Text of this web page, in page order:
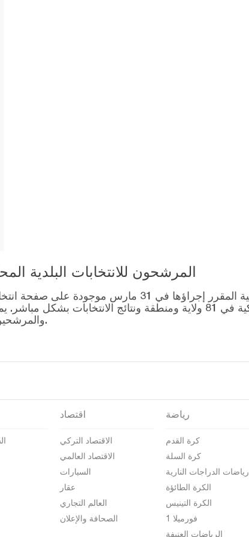
المرشحون للانتخابات البلدية المحلية – 31 مارس/
قائمة رؤساء البلديات المرشحين للانتخابات المحلية المقرر
التصويت للتحالفات التي أنشأتها الأحزاب التركية في 81 ولاية ومنطقة
والمرشحين على صفحة نتائج الانتخابات 2024.
اقتصاد
الاقتصاد التركي
الاقتصاد العالمي
السيارات
عقار
العالم التجاري
الصحافة والإعلان
رياضة
كرة القدم
كرة السلة
رياضات الدراجات النارية
الكرة الطائؤة
الكرة التينيس
فورميلا 1
الرياضات العنيفة